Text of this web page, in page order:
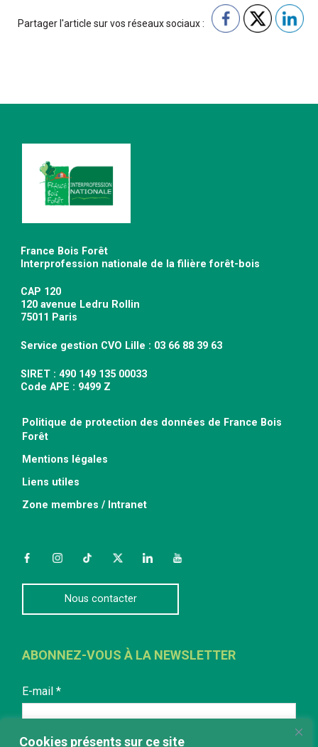
Cookies présents sur ce site
Partager l'article sur vos réseaux sociaux :
France Bois Forêt
Interprofession nationale de la filière forêt-bois
CAP 120
120 avenue Ledru Rollin
75011 Paris
Service gestion CVO Lille : 03 66 88 39 63
SIRET : 490 149 135 00033
Code APE : 9499 Z
Politique de protection des données de France Bois
Forêt
Mentions légales
Liens utiles
Zone membres / Intranet
FacebookInstagramTikTokTwitterLinkedInYouTube
Nous contacter
ABONNEZ-VOUS À LA NEWSLETTER
E-mail *